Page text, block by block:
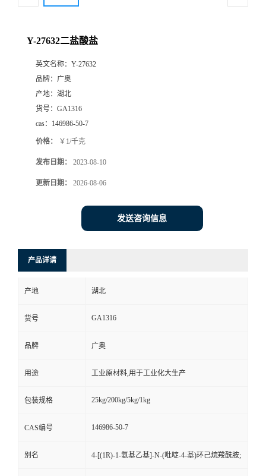
Y-27632二盐酸盐
英文名称： Y-27632
品牌： 广奥
产地： 湖北
货号： GA1316
cas： 146986-50-7
价格： ￥1/千克
发布日期： 2023-08-10
更新日期： 2026-08-06
发送咨询信息
产品详请
产地 湖北
货号 GA1316
品牌 广奥
用途 工业原材料,用于工业化大生产
包装规格 25kg/200kg/5kg/1kg
CAS编号 146986-50-7
别名 4-[(1R)-1-氨基乙基]-N-(吡啶-4-基)环己烷羧酰胺;